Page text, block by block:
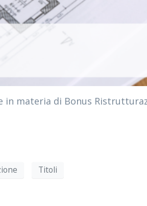
in materia di Bonus
Titoli